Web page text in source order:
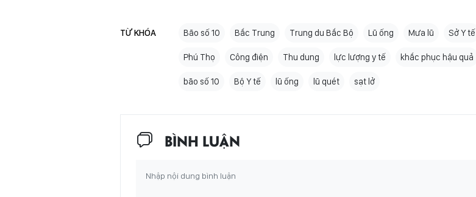
TỪ KHÓA Bão số 10 Bắc Trung Trung du Bắc Bộ Lũ ống Mưa lũ Sở Y tế
Phú Thọ Công điện Thu dung lực lượng y tế khắc phục hậu quả
bão số 10 Bộ Y tế lũ ống lũ quét sạt lở
BÌNH LUẬN